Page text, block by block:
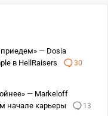
приедем» — Dosia
в HellRaisers
30
— Markeloff
начале карьеры
13